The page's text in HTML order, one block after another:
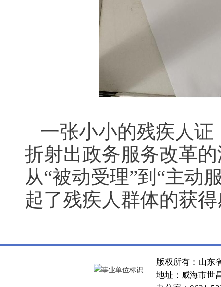
一张小小的残疾人
折射出政务服务改革
从“被动受理”到“主动
起了残疾人群体的获
版权所有：山东
地址：威海市世